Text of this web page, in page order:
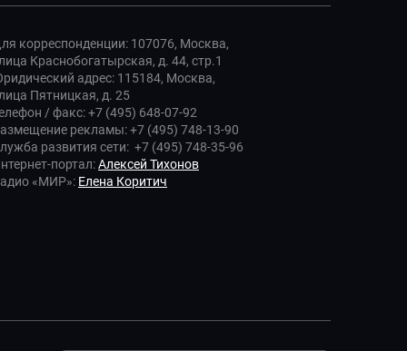
корреспонденции: 107076, Москва,
Краснобогатырская, д. 44, стр.1
адрес: 115184, Москва,
Пятницкая, д. 25
/ факс: +7 (495) 648-07-92
рекламы: +7 (495) 748-13-90
развития сети: +7 (495) 748-35-96
портал:Алексей Тихонов
«МИР»: Елена Коритич